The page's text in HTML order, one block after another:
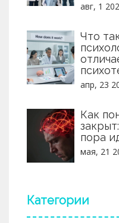
авг, 1
Что
апр, 23
Как
пора
мая, 21
Категории